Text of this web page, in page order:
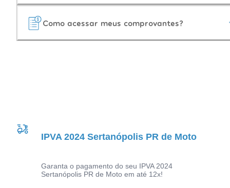
Como acessar meus comprovantes?
IPVA 2024 Sertanópolis PR de Moto
Garanta o pagamento do seu IPVA 2024
Sertanópolis PR de Moto em até 12x!